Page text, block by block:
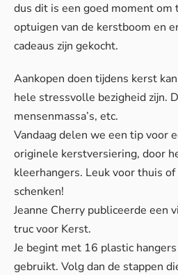
dus dit is een goed moment
optuigen van de kerstboom en
cadeaus zijn gekocht.
Aankopen doen tijdens kerst
hele stressvolle bezigheid zijn.
mensenmassa’s, etc.
Vandaag delen we een tip voor
originele kerstversiering, door
kleerhangers. Leuk voor thuis
schenken!
Jeanne Cherry publiceerde een
truc voor Kerst.
Je begint met 16 plastic
gebruikt. Volg dan de stappen